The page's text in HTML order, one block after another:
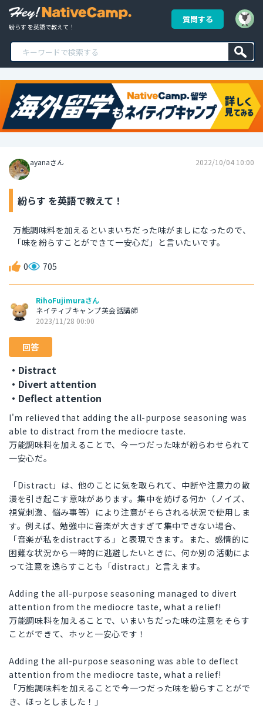
紛らす を英語で教えて！
質問する
ayanaさん 2022/10/04 10:00
紛らす を英語で教えて！
万能調味料を加えるといまいちだった味がましになったので、
「味を紛らすことができて一安心だ」と言いたいです。
0 705
RihoFujimuraさん
ネイティブキャンプ英会話講師
2023/11/28 00:00
回答
・Distract
・Divert attention
・Deflect attention
I'm relieved that adding the all-purpose seasoning was
able to distract from the mediocre taste.
万能調味料を加えることで、今一つだった味が紛らわせられて
一安心だ。
「Distract」は、他のことに気を取られて、中断や注意力の散
漫を引き起こす意味があります。集中を妨げる何か（ノイズ、
視覚刺激、悩み事等）により注意がそらされる状況で使用しま
す。例えば、勉強中に音楽が大きすぎて集中できない場合、
「音楽が私をdistractする」と表現できます。また、感情的に
困難な状況から一時的に逃避したいときに、何か別の活動によ
って注意を逸らすことも「distract」と言えます。
Adding the all-purpose seasoning managed to divert
attention from the mediocre taste, what a relief!
万能調味料を加えることで、いまいちだった味の注意をそらす
ことができて、ホッと一安心です！
Adding the all-purpose seasoning was able to deflect
attention from the mediocre taste, what a relief!
「万能調味料を加えることで今一つだった味を紛らすことがで
き、ほっとしました！」